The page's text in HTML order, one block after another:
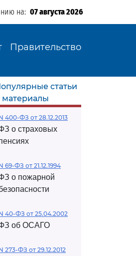
на: 07 августа 2026
Правительство
статьи
материалы
400-ФЗ от 28.12.2013
о страховых
69-ФЗ от 21.12.1994
о пожарной
40-ФЗ от 25.04.2002
об ОСАГО
273-ФЗ от 29.12.2012